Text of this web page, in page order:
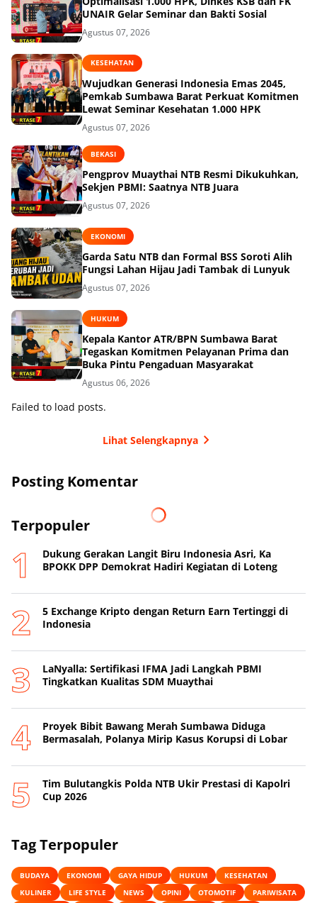
UNAIR Gelar Seminar dan Bakti Sosial
Agustus 07, 2026
KESEHATAN
Wujudkan Generasi Indonesia Emas 2045,
Pemkab Sumbawa Barat Perkuat Komitmen
Lewat Seminar Kesehatan 1.000 HPK
Agustus 07, 2026
BEKASI
Pengprov Muaythai NTB Resmi Dikukuhkan,
Sekjen PBMI: Saatnya NTB Juara
Agustus 07, 2026
EKONOMI
Garda Satu NTB dan Formal BSS Soroti Alih
Fungsi Lahan Hijau Jadi Tambak di Lunyuk
Agustus 07, 2026
HUKUM
Kepala Kantor ATR/BPN Sumbawa Barat
Tegaskan Komitmen Pelayanan Prima dan
Buka Pintu Pengaduan Masyarakat
Agustus 06, 2026
Failed to load posts.
Lihat Selengkapnya
Posting Komentar
Terpopuler
Dukung Gerakan Langit Biru Indonesia Asri, Ka
BPOKK DPP Demokrat Hadiri Kegiatan di Loteng
5 Exchange Kripto dengan Return Earn Tertinggi di
Indonesia
LaNyalla: Sertifikasi IFMA Jadi Langkah PBMI
Tingkatkan Kualitas SDM Muaythai
Proyek Bibit Bawang Merah Sumbawa Diduga
Bermasalah, Polanya Mirip Kasus Korupsi di Lobar
Tim Bulutangkis Polda NTB Ukir Prestasi di Kapolri
Cup 2026
Tag Terpopuler
BUDAYA EKONOMI GAYA HIDUP HUKUM
KESEHATAN
KULINER
LIFE STYLE NEWS OPINI OTOMOTIF
PARIWISATA